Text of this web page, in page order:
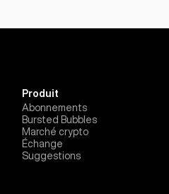
Produit
Abonnements
Bursted Bubbles
Marché crypto
Échange
Suggestions